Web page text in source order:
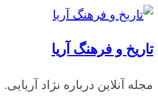
رفتن
محتوا
تاریخ و فرهنگ آریا
مجله آنلاین درباره نژاد آریایی.